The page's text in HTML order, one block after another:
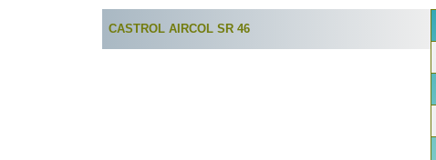
CASTROL AIRCOL SR 46